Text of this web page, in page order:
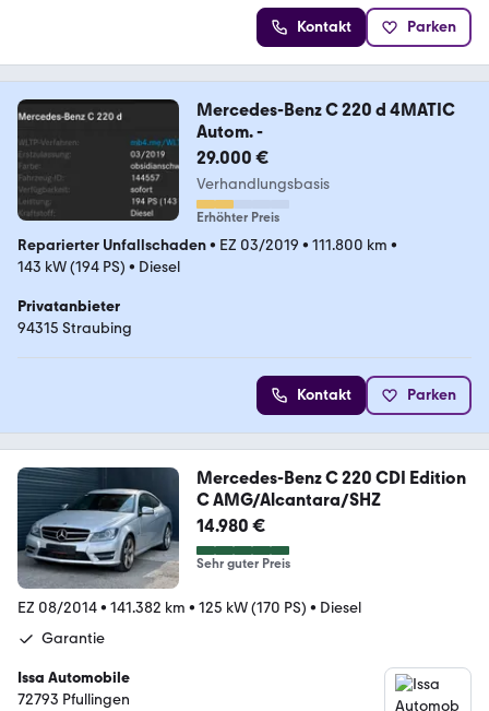
Kontakt Parken
Mercedes-Benz C 220 d 4MATIC
Autom. -
29.000 €
Verhandlungsbasis
Erhöhter Preis
Reparierter Unfallschaden• EZ 03/2019 • 111.800 km •
143 kW (194 PS) • Diesel
Privatanbieter
94315 Straubing
Kontakt Parken
Mercedes-Benz C 220 CDI Edition
C AMG/Alcantara/SHZ
14.980 €
Sehr guter Preis
EZ 08/2014• 141.382 km • 125 kW (170 PS) • Diesel
Garantie
Issa Automobile
72793 Pfullingen